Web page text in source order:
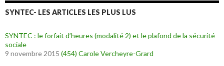
SYNTEC- LES ARTICLES LES PLUS LUS
SYNTEC : le forfait d’heures (modalité 2) et le plafond de la sécurité
sociale
9 novembre 2015 (454) Carole Vercheyre-Grard